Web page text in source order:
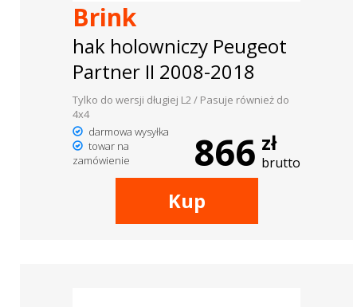
Brink
hak holowniczy Peugeot
Partner II 2008-2018
Tylko do wersji długiej L2 / Pasuje również do
4x4
darmowa wysyłka
towar na
zamówienie
866 zł
brutto
Kup